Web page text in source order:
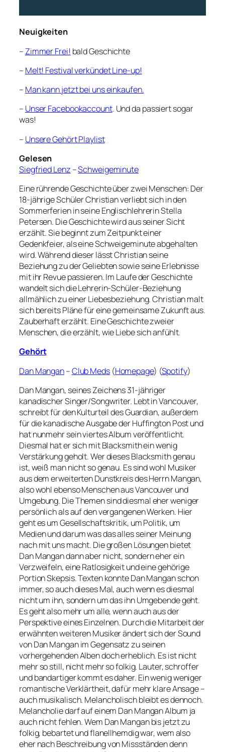
Neuigkeiten
– Zimmer Frei! bald Geschichte
– Melt! Festival verkündet Line-up!
– Man kann jetzt bei uns einkaufen.
– Unser Facebookaccount. Und da passiert sogar
was!
– Unsere Gehört Playlist
Gelesen
Siegfried Lenz –Schweigeminute
Eine rührende Geschichte über zwei Menschen: Der
18-jährige Schüler Christian verliebt sich in den
Sommerferien in seine Englischlehrerin Stella
Petersen. Die Geschichte wird aus seiner Sicht
erzählt. Sie beginnt zum Zeitpunkt einer
Gedenkfeier, als eine Schweigeminute abgehalten
wird. Während dieser lässt Christian seine
Beziehung zu der Geliebten sowie seine Erlebnisse
mit ihr Revue passieren. Im Laufe der Geschichte
wandelt sich die Lehrerin-Schüler-Beziehung
allmählich zu einer Liebesbeziehung. Christian malt
sich bereits Pläne für eine gemeinsame Zukunft aus.
Zauberhaft erzählt. Eine Geschichte zweier
Menschen, die erzählt, wie Liebe sich anfühlt.
Gehört
Dan Mangan–Club Meds(Homepage) (Spotify)
Dan Mangan, seines Zeichens 31-jähriger
kanadischer Singer/Songwriter. Lebt in Vancouver,
schreibt für den Kulturteil des Guardian, außerdem
für die kanadische Ausgabe der Huffington Post und
hat nunmehr sein viertes Album veröffentlicht.
Diesmal hat er sich mit Blacksmith ein wenig
Verstärkung geholt. Wer dieses Blacksmith genau
ist, weiß man nicht so genau. Es sind wohl Musiker
aus dem erweiterten Dunstkreis des Herrn Mangan,
also wohl ebenso Menschen aus Vancouver und
Umgebung. Die Themen sind diesmal eher weniger
persönlich als auf den vergangenen Werken. Hier
geht es um Gesellschaftskritik, um Politik, um
Medien und darum was das alles seiner Meinung
nach mit uns macht. Die großen Lösungen bietet
Dan Mangan dann aber nicht, sondern eher ein
Verzweifeln, eine Ratlosigkeit und eine gehörige
Portion Skepsis. Texten konnte Dan Mangan schon
immer, so auch dieses Mal, auch wenn es diesmal
nicht um ihn, sondern um das ihn Umgebende geht.
Es geht also mehr um alle, wenn auch aus der
Perspektive eines Einzelnen. Durch die Mitarbeit der
erwähnten weiteren Musiker ändert sich der Sound
von Dan Mangan im Gegensatz zu seinen
vorhergehenden Alben doch erheblich. Es ist nicht
mehr so still, nicht mehr so folkig. Lauter, schroffer
und bandartiger kommt es daher. Ein wenig weniger
romantische Verklärtheit, dafür mehr klare Ansage –
auch musikalisch. Melancholisch bleibt es dennoch.
Melancholie darf auf einem Dan Mangan Album ja
auch nicht fehlen. Wem Dan Mangan bis jetzt zu
folkig, bebartet und flanellhemdig war, wem also
eher nach Beschreibung von Missständen denn